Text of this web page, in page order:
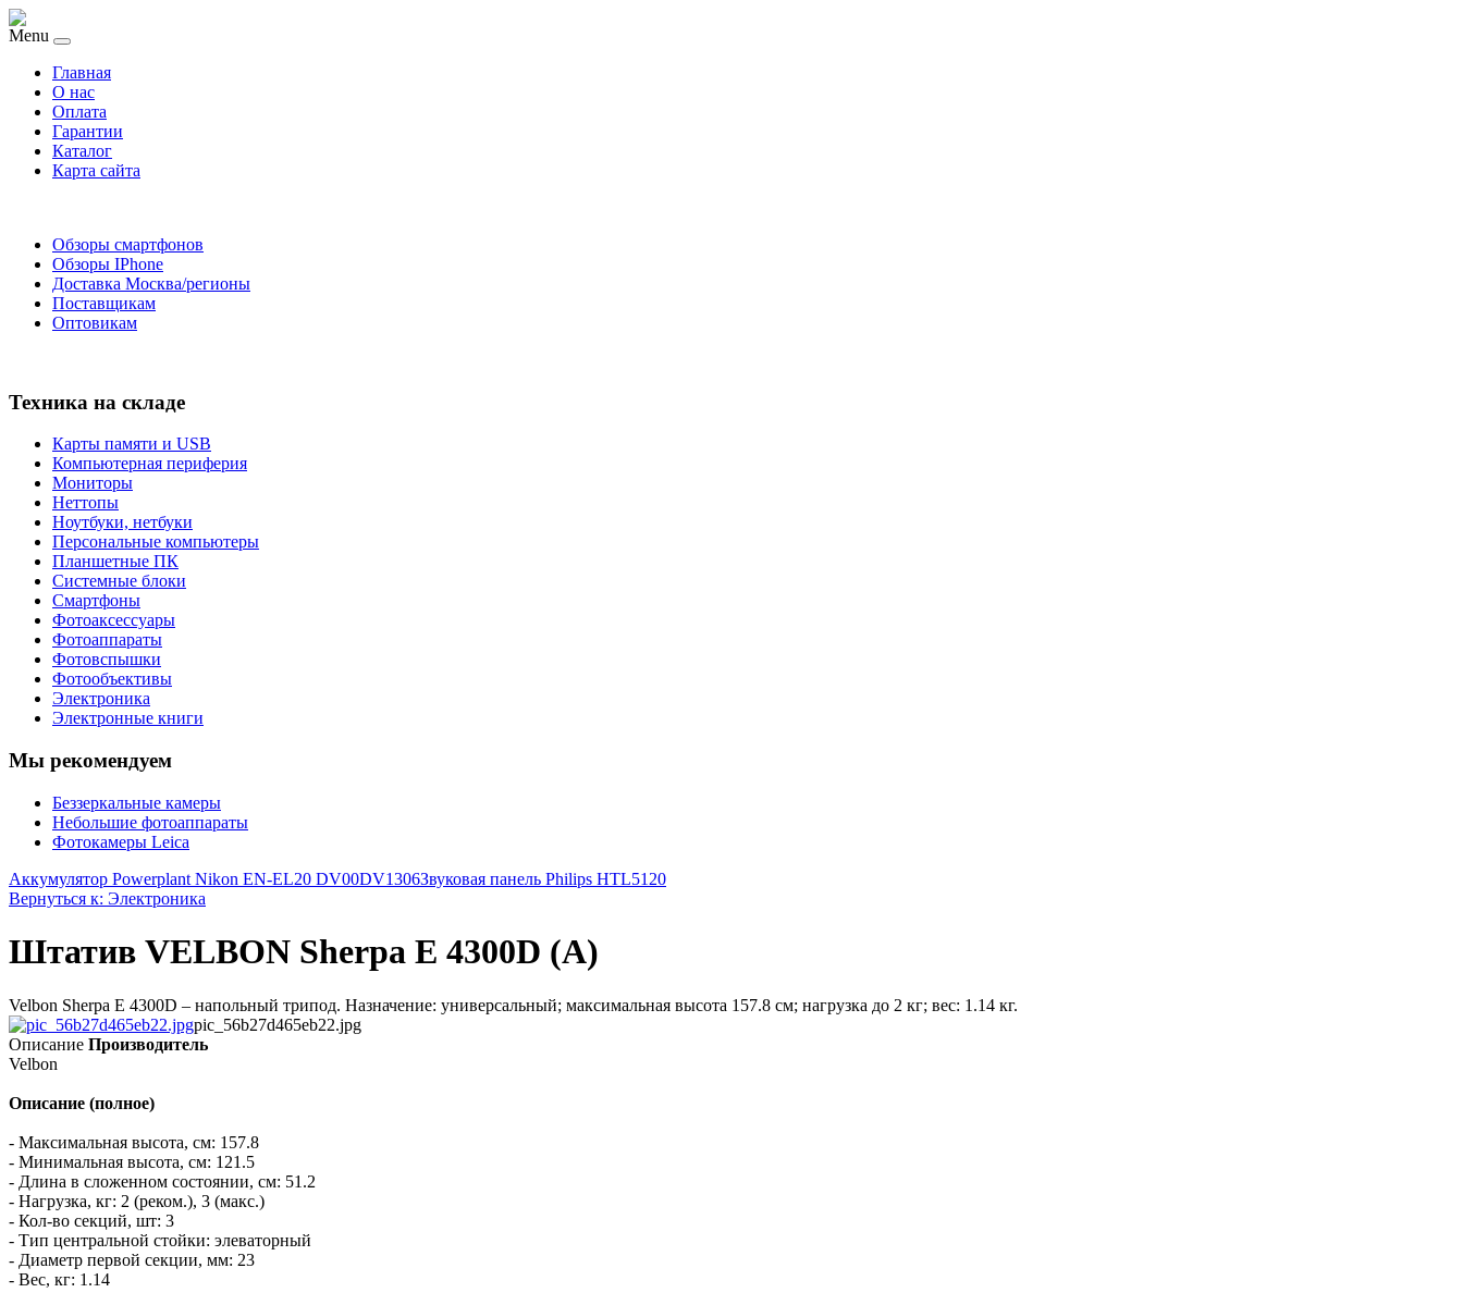
Menu
Главная
O нас
Оплата
Гарантии
Каталог
Карта сайта
Обзоры смартфонов
Обзоры IPhone
Доставка Москва/регионы
Поставщикам
Оптовикам
Техника на складе
Карты памяти и USB
Компьютерная периферия
Мониторы
Неттопы
Ноутбуки, нетбуки
Персональные компьютеры
Планшетные ПК
Системные блоки
Смартфоны
Фотоаксессуары
Фотоаппараты
Фотовспышки
Фотообъективы
Электроника
Электронные книги
Мы рекомендуем
Беззеркальные камеры
Небольшие фотоаппараты
Фотокамеры Leica
Аккумулятор Powerplant Nikon EN-EL20 DV00DV1306Звуковая панель Philips HTL5120
Вернуться к: Электроника
Штатив VELBON Sherpa E 4300D (A)
Velbon Sherpa E 4300D – напольный трипод. Назначение: универсальный; максимальная высота 157.8 см; нагрузка до 2 кг; вес: 1.14 кг.
pic_56b27d465eb22.jpg
Описание Производитель
Velbon
Описание (полное)
- Максимальная высота, см: 157.8
- Минимальная высота, см: 121.5
- Длина в сложенном состоянии, см: 51.2
- Нагрузка, кг: 2 (реком.), 3 (макс.)
- Кол-во секций, шт: 3
- Тип центральной стойки: элеваторный
- Диаметр первой секции, мм: 23
- Вес, кг: 1.14